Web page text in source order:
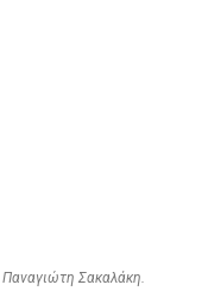
Παναγιώτη Σακαλάκη